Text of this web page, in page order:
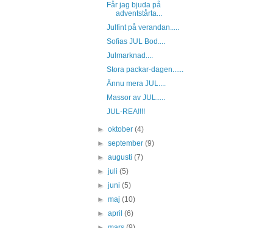
Får jag bjuda på
adventstårta...
Julfint på verandan.....
Sofias JUL Bod....
Julmarknad....
Stora packar-dagen......
Ännu mera JUL....
Massor av JUL.....
JUL-REA!!!!
►oktober(4)
►september(9)
►augusti(7)
►juli(5)
►juni(5)
►maj(10)
►april(6)